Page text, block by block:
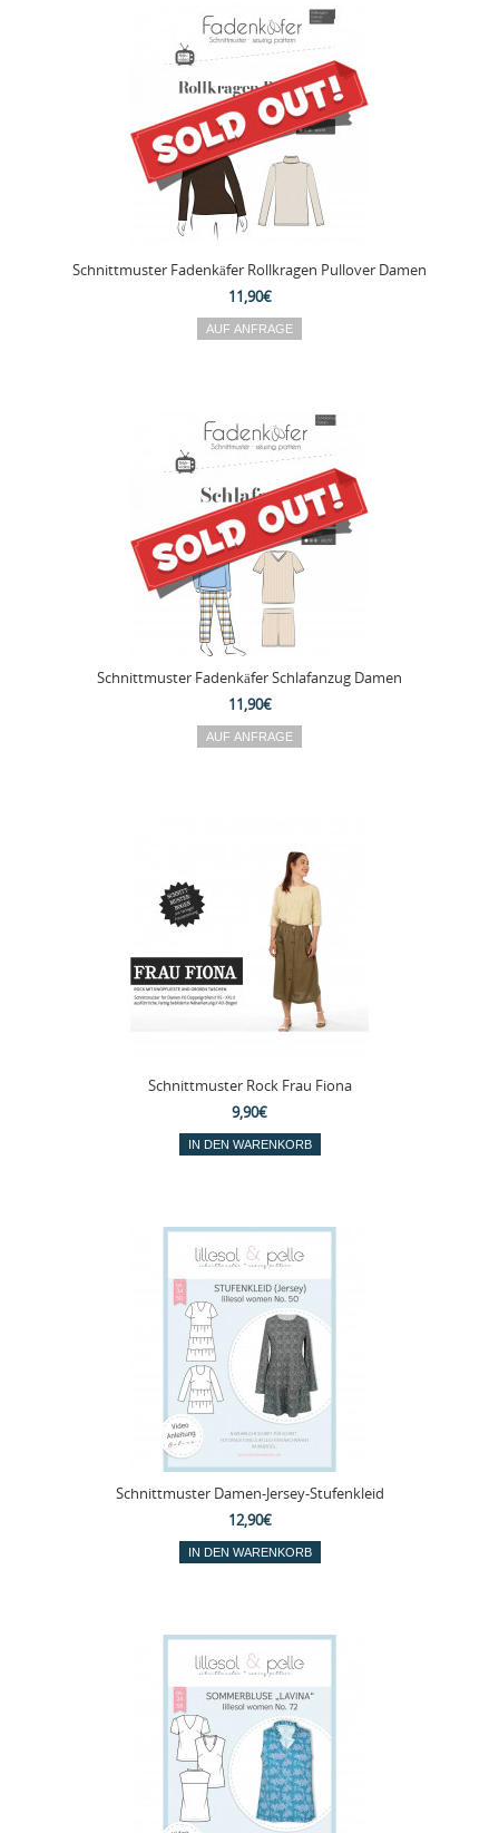
Schnittmuster Fadenkäfer Rollkragen Pullover Damen
11,90€
Schnittmuster Fadenkäfer Schlafanzug Damen
11,90€
Schnittmuster Rock Frau Fiona
9,90€
Schnittmuster Damen-Jersey-Stufenkleid
12,90€